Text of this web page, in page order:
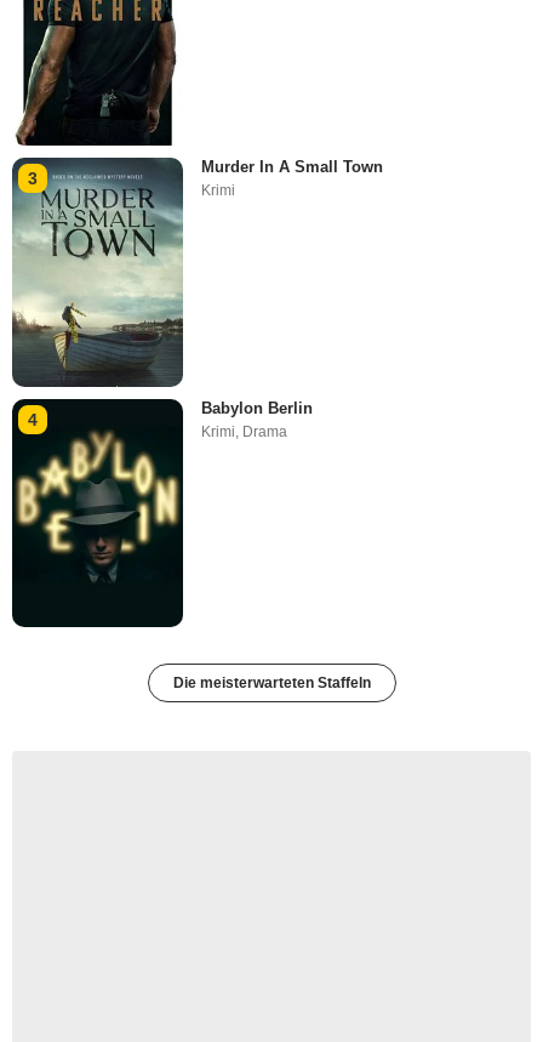
3
Murder In A Small Town
Krimi
4
Babylon Berlin
Krimi Drama
Die meisterwarteten Staffeln